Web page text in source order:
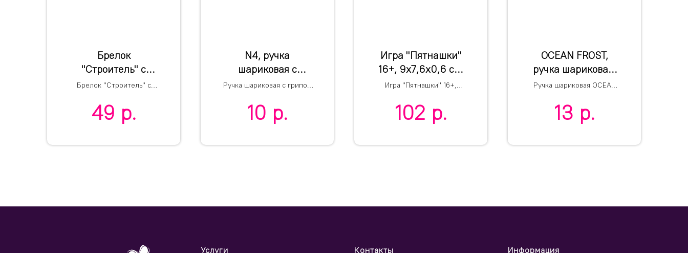
Брелок
"Строитель" с
рулеткой (1м) и
4,3х4,3х1см,
пластик
Брелок "Строитель" с
49 р.
N4, ручка
шариковая с
грипом, белый/
Ручка шариковая с грипом
10 р.
Игра "Пятнашки"
16+, 9х7,6х0,6 см,
пластик,
Игра "Пятнашки" 16+,
тампопечать
102 р.
OCEAN FROST,
ручка шариковая,
фростированный
Ручка шариковая OCEAN
13 р.
Услуги Контакты Информация